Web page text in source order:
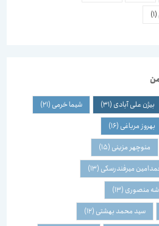
بیژن علی آبادی(31) شیما خرمی(21)
مرباغی(16)
منوچهر مزینی(15)
میرفندرسکی(13)
منصوری(13)
سید محمد بهشتی(12)